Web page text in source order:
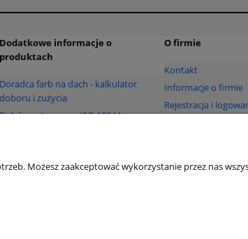
Dodatkowe informacje o
produktach
Doradca farb na dach - kalkulator
doboru i zużycia
Dobór systemu wg ISO 12944
Farby Jotun stosowane w systemach
O firmie
Kontakt
Informacje o firmie
Rejestracja i
metalu i drewna.
Możesz zaakceptować wykorzystanie przez nas